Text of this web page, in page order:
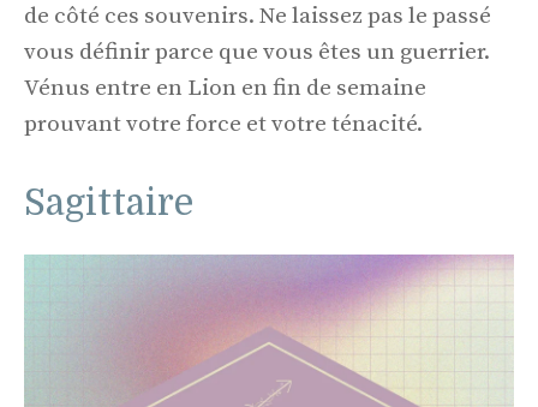
de côté ces souvenirs. Ne laissez pas le passé
vous définir parce que vous êtes un guerrier.
Vénus entre en Lion en fin de semaine
prouvant votre force et votre ténacité.
Sagittaire